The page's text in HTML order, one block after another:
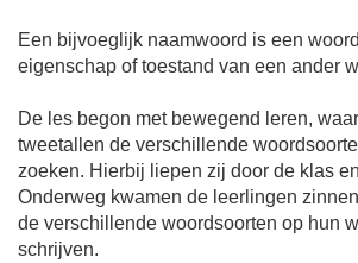
Een bijvoeglijk naamwoord is een
eigenschap of toestand van een ander
De les begon met bewegend leren,
tweetallen de verschillende
zoeken. Hierbij liepen zij door de klas
Onderweg kwamen de leerlingen
de verschillende woordsoorten op hun
schrijven.